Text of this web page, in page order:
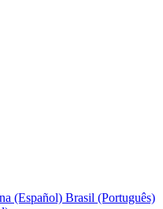
(Español) Brasil (Português)